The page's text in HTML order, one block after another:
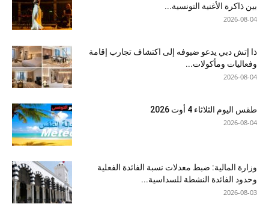
بين ذاكرة الأغنية التونسية...
2026-08-04
ذا إتش دبي يدعو ضيوفه إلى اكتشاف تجارب إقامة
وفعاليات ومأكولات...
2026-08-04
طقس اليوم الثلاثاء 4 أوت 2026
2026-08-04
وزارة المالية: ضبط معدلات نسبة الفائدة الفعلية
وحدود الفائدة النشطة للسداسية...
2026-08-03